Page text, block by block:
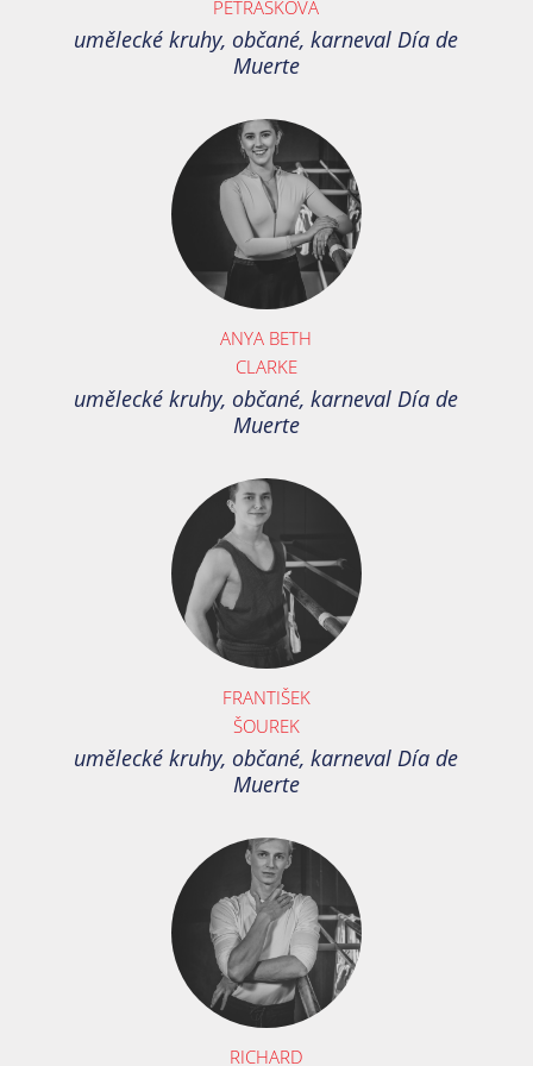
PETRÁŠKOVÁ
umělecké kruhy, občané, karneval Día de
Muerte
ANYA BETH
CLARKE
umělecké kruhy, občané, karneval Día de
Muerte
FRANTIŠEK
ŠOUREK
umělecké kruhy, občané, karneval Día de
Muerte
RICHARD